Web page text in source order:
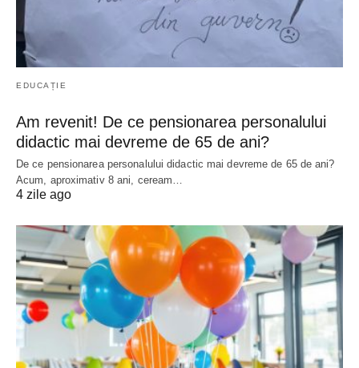
EDUCAȚIE
Am revenit! De ce pensionarea personalului
didactic mai devreme de 65 de ani?
De ce pensionarea personalului didactic mai devreme de 65 de ani?
Acum, aproximativ 8 ani, ceream…
4 zile ago